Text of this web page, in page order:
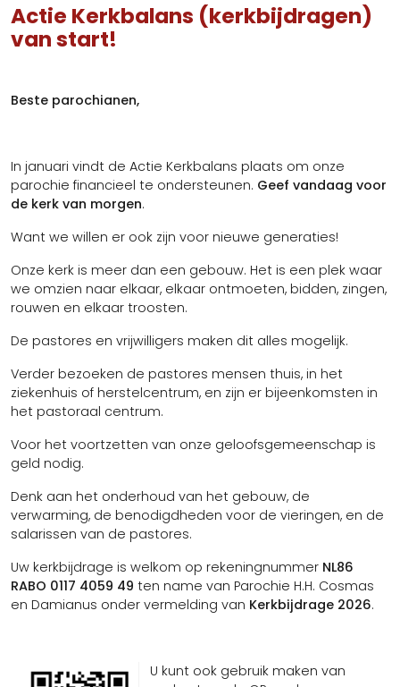
Actie Kerkbalans (kerkbijdragen)
van start!
Beste parochianen,
In januari vindt de Actie Kerkbalans plaats om onze
parochie financieel te ondersteunen. Geef vandaag voor
de kerk van morgen.
Want we willen er ook zijn voor nieuwe generaties!
Onze kerk is meer dan een gebouw. Het is een plek waar
we omzien naar elkaar, elkaar ontmoeten, bidden, zingen,
rouwen en elkaar troosten.
De pastores en vrijwilligers maken dit alles mogelijk.
Verder bezoeken de pastores mensen thuis, in het
ziekenhuis of herstelcentrum, en zijn er bijeenkomsten in
het pastoraal centrum.
Voor het voortzetten van onze geloofsgemeenschap is
geld nodig.
Denk aan het onderhoud van het gebouw, de
verwarming, de benodigdheden voor de vieringen, en de
salarissen van de pastores.
Uw kerkbijdrage is welkom op rekeningnummer NL86
RABO 0117 4059 49 ten name van Parochie H.H. Cosmas
en Damianus onder vermelding van Kerkbijdrage 2026.
U kunt ook gebruik maken van